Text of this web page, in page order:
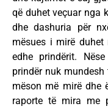
që duhet veçuar nga
dhe dashuria për
mësues i mirë
edhe prindërit.
prindër nuk mundesh
mëson më mirë dhe
raporte të mira me